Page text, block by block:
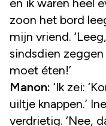
en ik waren heel
zoon het bord
mijn vriend.
sindsdien
moet éten!’
Manon: ‘Ik zei:
uiltje knappen.’
verdrietig. ‘Nee,